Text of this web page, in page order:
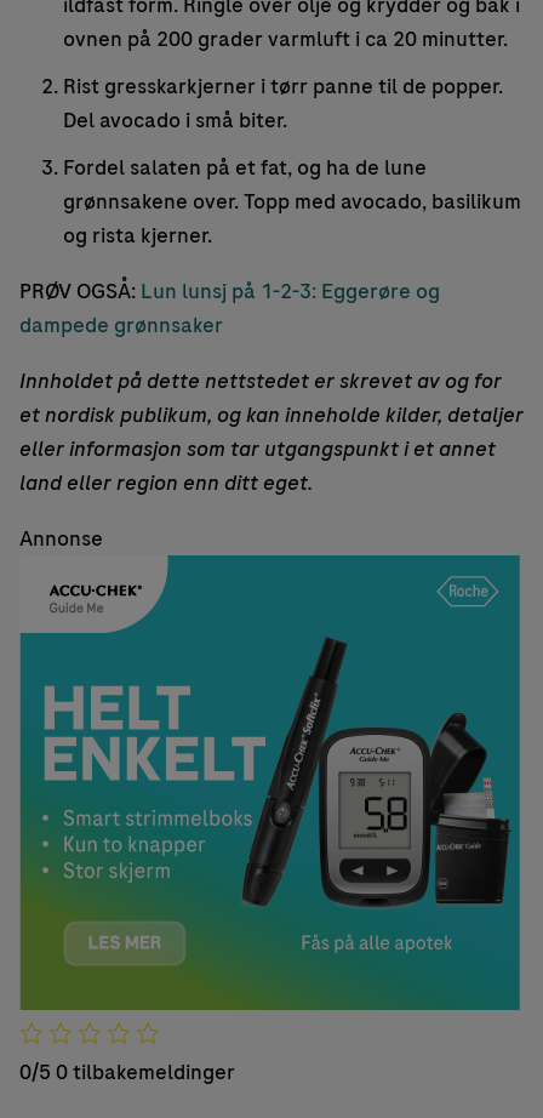
ovnen på 200 grader varmluft i ca 20 minutter.
Rist gresskarkjerner i tørr panne til de popper.
Del avocado i små biter.
Fordel salaten på et fat, og ha de lune
grønnsakene over. Topp med avocado, basilikum
og rista kjerner.
PRØV OGSÅ: Lun lunsj på 1-2-3: Eggerøre og
dampede grønnsaker
Innholdet på dette nettstedet er skrevet av og for
et nordisk publikum, og kan inneholde kilder, detaljer
eller informasjon som tar utgangspunkt i et annet
land eller region enn ditt eget.
Annonse
0/5 0 tilbakemeldinger